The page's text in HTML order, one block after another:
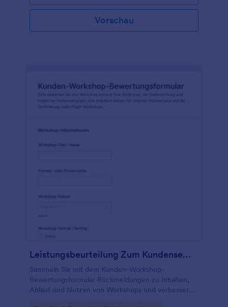
Vorschau
Leistungsbeurteilung Zum Kundenseminar Survey
Sammeln Sie mit dem Kunden-Workshop-
Bewertungsformular Rückmeldungen zu Inhalten,
Ablauf und Nutzen von Workshops und verbessern